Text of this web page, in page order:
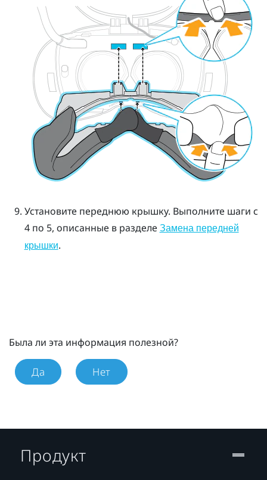
Установите переднюю крышку. Выполните шаги с
4 по 5, описанные в разделе Замена передней
крышки.
Была ли эта информация полезной?
Да Нет
Продукт